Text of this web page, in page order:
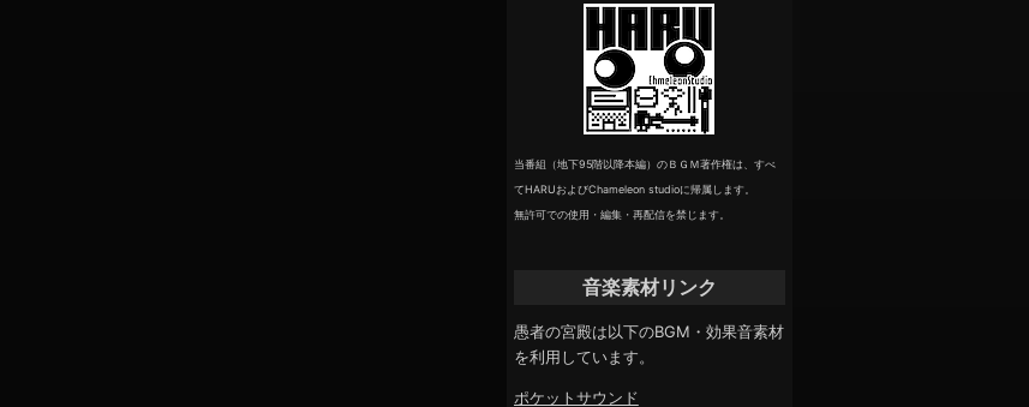
当番組（地下95階以降本編）のＢＧＭ著作権は、すべ
てHARUおよびChameleon studioに帰属します。
無許可での使用・編集・再配信を禁じます。
音楽素材リンク
愚者の宮殿は以下のBGM・効果音素材
を利用しています。
ポケットサウンド